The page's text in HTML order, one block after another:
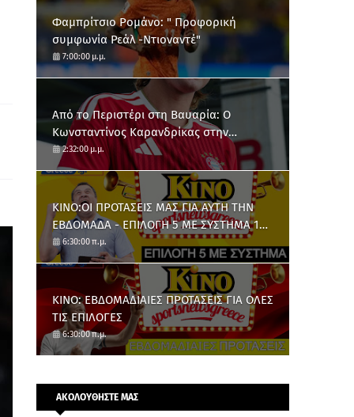
Φαμπρίτσιο Ρομάνο: " Προφορική
συμφωνία Ρεάλ -Ντιοναντέ"
7:00:00 μ.μ.
Από το Περιστέρι στη Βαυαρία: O
Κωνσταντίνος Καρανδρίκας στην
Μπάγερν Μονάχου
2:32:00 μ.μ.
ΚΙΝΟ:ΟΙ ΠΡΟΤΑΣΕΙΣ ΜΑΣ ΓΙΑ ΑΥΤΗ ΤΗΝ
ΕΒΔΟΜΑΔΑ - ΕΠΙΛΟΓΗ 5 ΜΕ ΣΥΣΤΗΜΑ 10
ΑΡΙΘΜΩΝ
6:30:00 π.μ.
ΚΙΝΟ: ΕΒΔΟΜΑΔΙΑΙΕΣ ΠΡΟΤΑΣΕΙΣ ΓΙΑ ΟΛΕΣ
ΤΙΣ ΕΠΙΛΟΓΕΣ
6:30:00 π.μ.
ΑΚΟΛΟΥΘΗΣΤΕ ΜΑΣ